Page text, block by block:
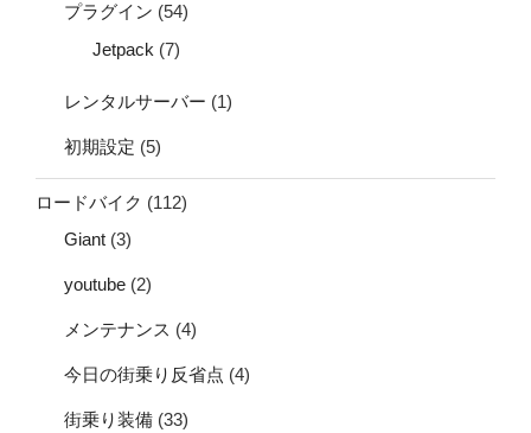
プラグイン (54)
Jetpack (7)
レンタルサーバー (1)
初期設定 (5)
ロードバイク (112)
Giant (3)
youtube (2)
メンテナンス (4)
今日の街乗り反省点 (4)
街乗り装備 (33)